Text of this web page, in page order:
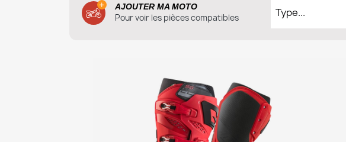
Pour voir les pièces compatibles
AJOUTER MA MOTO Type...